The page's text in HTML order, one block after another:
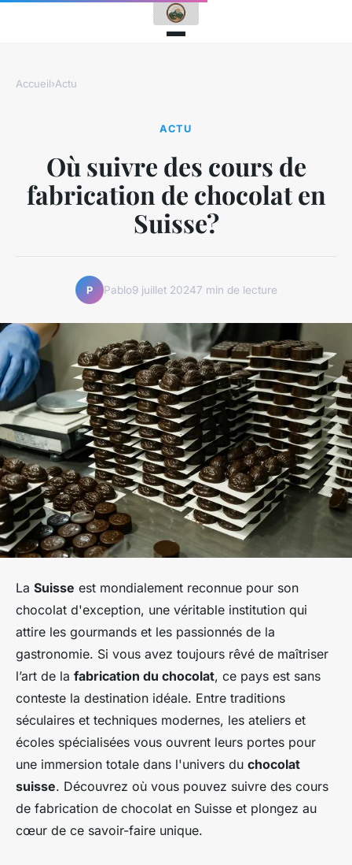
Accueil›Actu
ACTU
Où suivre des cours de
fabrication de chocolat en
Suisse?
P Pablo9 juillet 20247 min de lecture
La Suisse est mondialement reconnue pour son
chocolat d'exception, une véritable institution qui
attire les gourmands et les passionnés de la
gastronomie. Si vous avez toujours rêvé de maîtriser
l’art de la fabrication du chocolat, ce pays est sans
conteste la destination idéale. Entre traditions
séculaires et techniques modernes, les ateliers et
écoles spécialisées vous ouvrent leurs portes pour
une immersion totale dans l'univers du chocolat
suisse. Découvrez où vous pouvez suivre des cours
de fabrication de chocolat en Suisse et plongez au
cœur de ce savoir-faire unique.